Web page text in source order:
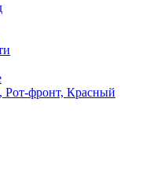
Рот-фронт, Красный